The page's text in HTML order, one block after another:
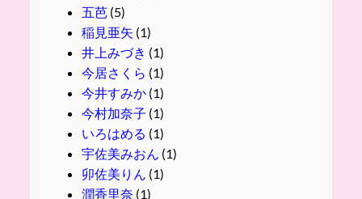
五芭(5)
稲見亜矢 (1)
井上みづき (1)
今居さくら (1)
今井すみか(1)
今村加奈子 (1)
いろはめる (1)
宇佐美みおん (1)
卯佐美りん (1)
潤香里奈 (1)